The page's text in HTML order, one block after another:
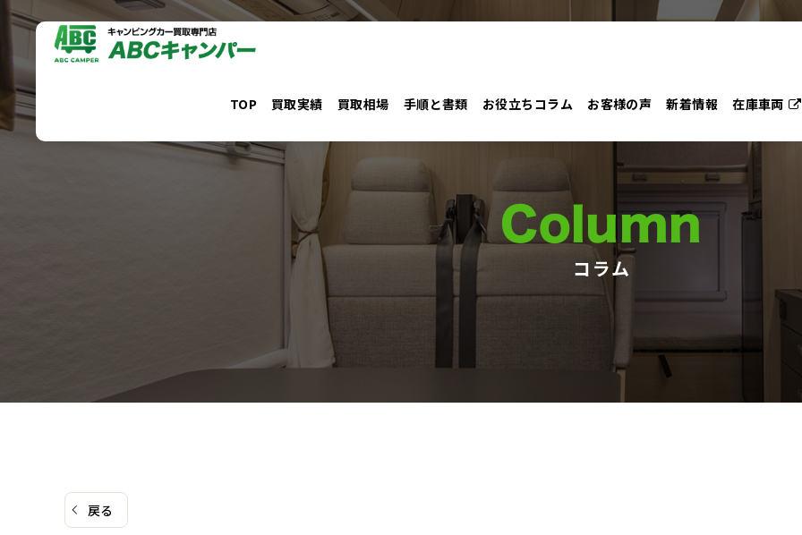
コ
テ
ン
ツ
TOP 買取実績 買取相場 手順と書類 お役立ちコラム お客様の声 新着情報 在庫車両
Column
コラム
戻る